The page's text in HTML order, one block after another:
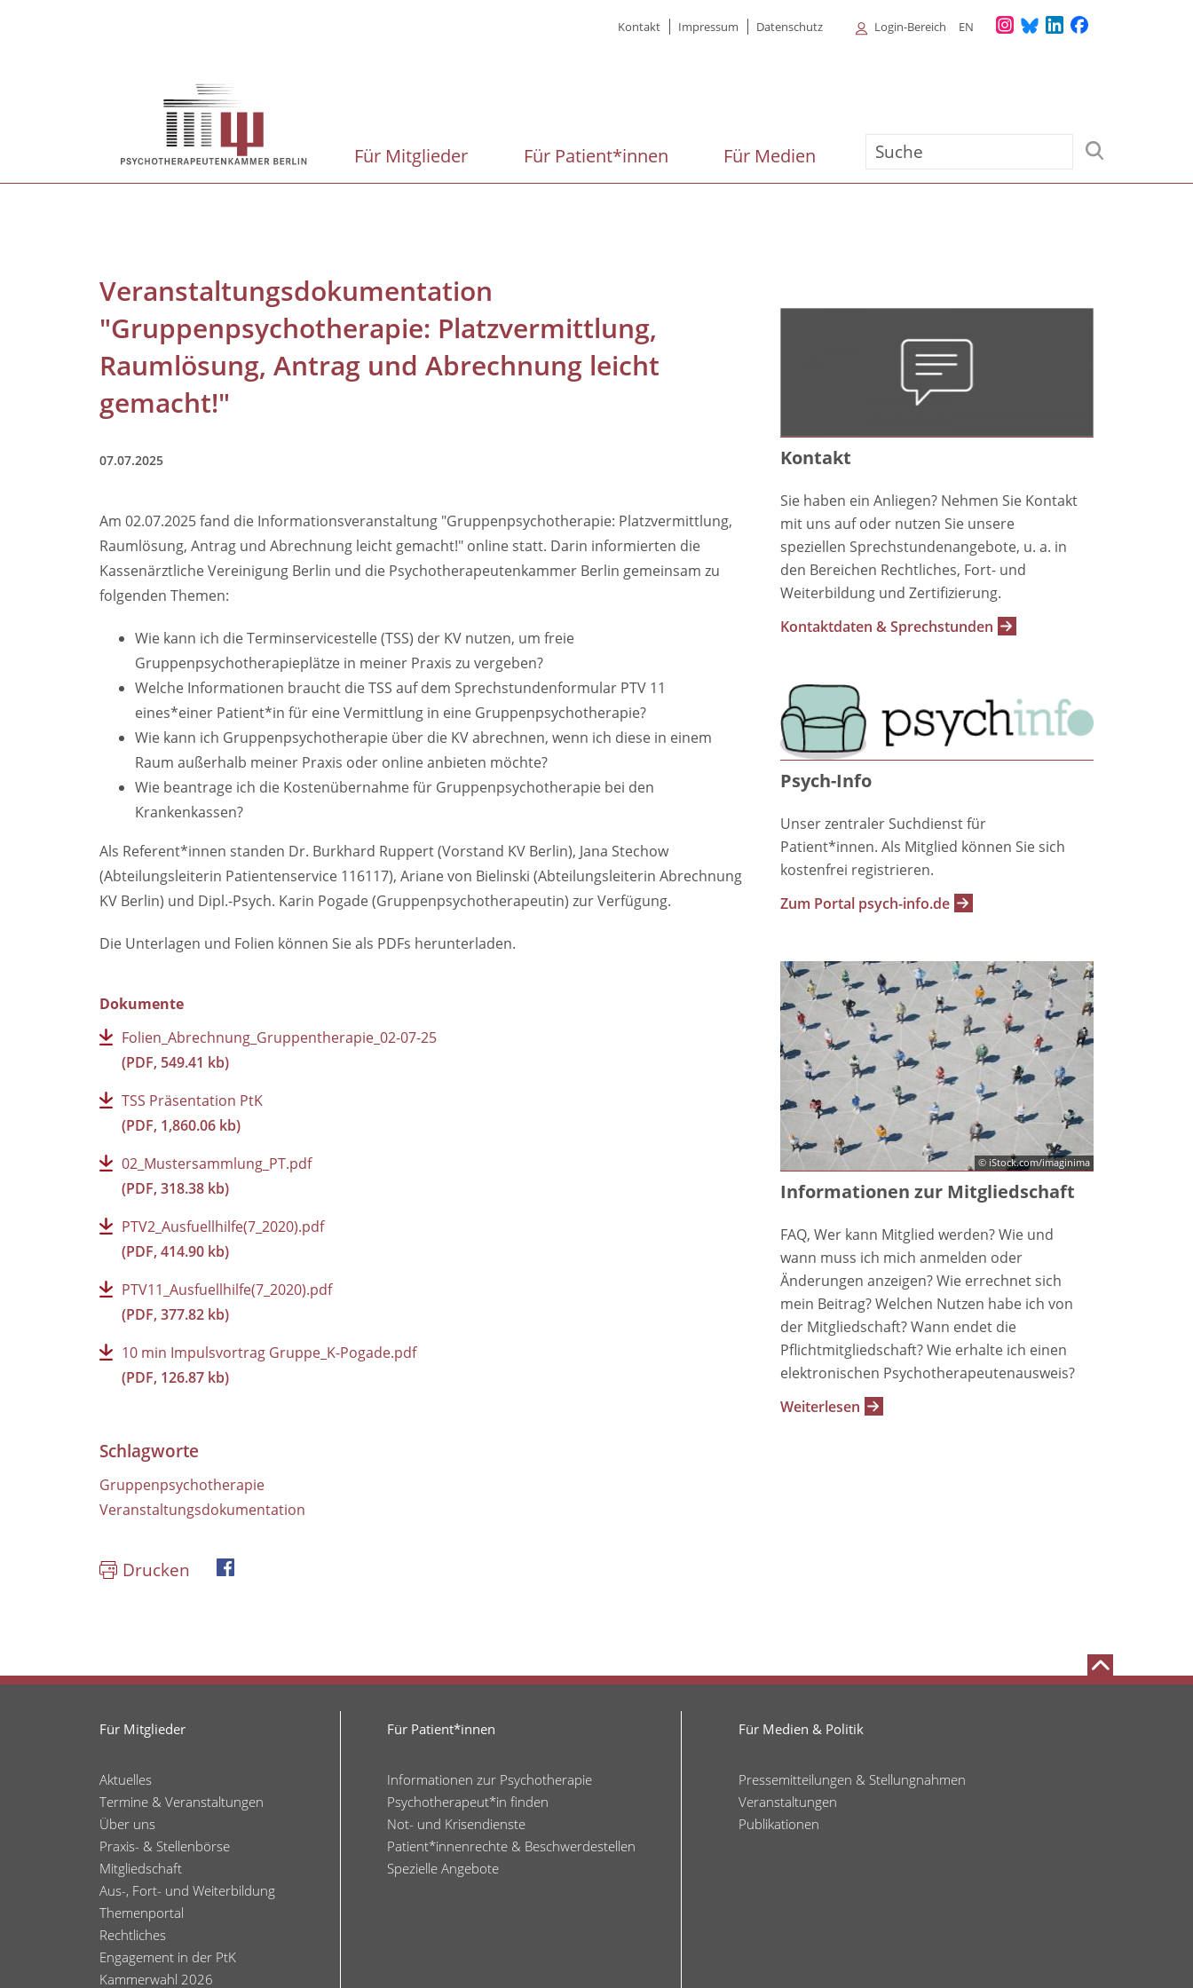
Meta
Kontakt Impressum Datenschutz
LoginLogin-Bereich EN
Für Mitglieder Für Patient*innen Für Medien Suche
Veranstaltungsdokumentation
"Gruppenpsychotherapie: Platzvermittlung,
Raumlösung, Antrag und Abrechnung leicht
gemacht!"
07.07.2025
Am 02.07.2025 fand die Informationsveranstaltung "Gruppenpsychotherapie: Platzvermittlung,
Raumlösung, Antrag und Abrechnung leicht gemacht!" online statt. Darin informierten die
Kassenärztliche Vereinigung Berlin und die Psychotherapeutenkammer Berlin gemeinsam zu
folgenden Themen:
Wie kann ich die Terminservicestelle (TSS) der KV nutzen, um freie
Gruppenpsychotherapieplätze in meiner Praxis zu vergeben?
Welche Informationen braucht die TSS auf dem Sprechstundenformular PTV 11
eines*einer Patient*in für eine Vermittlung in eine Gruppenpsychotherapie?
Wie kann ich Gruppenpsychotherapie über die KV abrechnen, wenn ich diese in einem
Raum außerhalb meiner Praxis oder online anbieten möchte?
Wie beantrage ich die Kostenübernahme für Gruppenpsychotherapie bei den
Krankenkassen?
Als Referent*innen standen Dr. Burkhard Ruppert (Vorstand KV Berlin), Jana Stechow
(Abteilungsleiterin Patientenservice 116117), Ariane von Bielinski (Abteilungsleiterin Abrechnung
KV Berlin) und Dipl.-Psych. Karin Pogade (Gruppenpsychotherapeutin) zur Verfügung.
Die Unterlagen und Folien können Sie als PDFs herunterladen.
Dokumente
Folien_Abrechnung_Gruppentherapie_02-07-25
(PDF, 549.41 kb)
TSS Präsentation PtK
(PDF, 1,860.06 kb)
02_Mustersammlung_PT.pdf
(PDF, 318.38 kb)
PTV2_Ausfuellhilfe(7_2020).pdf
(PDF, 414.90 kb)
PTV11_Ausfuellhilfe(7_2020).pdf
(PDF, 377.82 kb)
10 min Impulsvortrag Gruppe_K-Pogade.pdf
(PDF, 126.87 kb)
Schlagworte
Gruppenpsychotherapie
Veranstaltungsdokumentation
Drucken
Facebook
Kontakt
Sie haben ein Anliegen? Nehmen Sie Kontakt
mit uns auf oder nutzen Sie unsere
speziellen Sprechstundenangebote, u. a. in
den Bereichen Rechtliches, Fort- und
Weiterbildung und Zertifizierung.
Kontaktdaten & Sprechstunden
Psych-Info
Unser zentraler Suchdienst für
Patient*innen. Als Mitglied können Sie sich
kostenfrei registrieren.
Zum Portal psych-info.de
© iStock.com/imaginima
Informationen zur Mitgliedschaft
FAQ, Wer kann Mitglied werden? Wie und
wann muss ich mich anmelden oder
Änderungen anzeigen? Wie errechnet sich
mein Beitrag? Welchen Nutzen habe ich von
der Mitgliedschaft? Wann endet die
Pflichtmitgliedschaft? Wie erhalte ich einen
elektronischen Psychotherapeutenausweis?
Weiterlesen
Für Mitglieder
Aktuelles
Termine & Veranstaltungen
Über uns
Praxis- & Stellenbörse
Mitgliedschaft
Aus-, Fort- und Weiterbildung
Themenportal
Rechtliches
Engagement in der PtK
Kammerwahl 2026
Für Patient*innen
Informationen zur Psychotherapie
Psychotherapeut*in finden
Not- und Krisendienste
Patient*innenrechte & Beschwerdestellen
Spezielle Angebote
Für Medien & Politik
Pressemitteilungen & Stellungnahmen
Veranstaltungen
Publikationen